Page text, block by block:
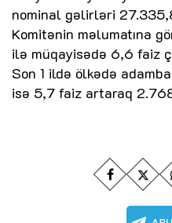
nominal gəlirləri
Komitənin məlumatına
ilə müqayisədə 6,6 faiz
Son 1 ildə ölkədə
isə 5,7 faiz artaraq